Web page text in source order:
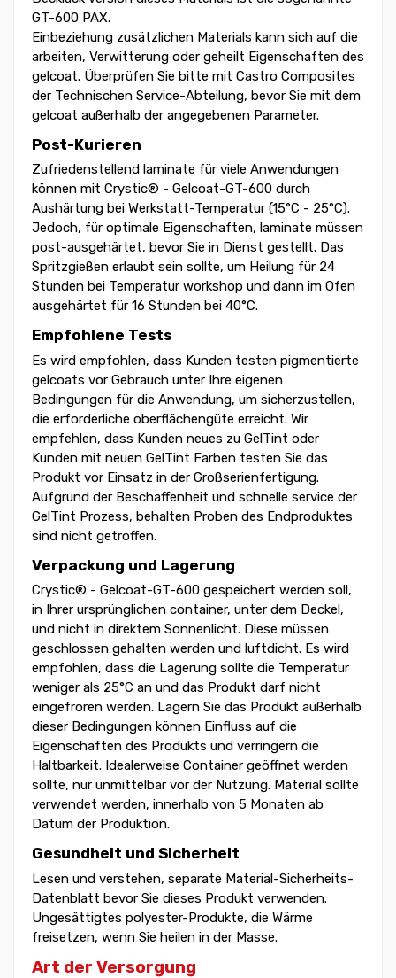
GT-600 PAX.
Einbeziehung zusätzlichen Materials kann sich auf die
arbeiten, Verwitterung oder geheilt Eigenschaften des
gelcoat. Überprüfen Sie bitte mit Castro Composites
der Technischen Service-Abteilung, bevor Sie mit dem
gelcoat außerhalb der angegebenen Parameter.
Post-Kurieren
Zufriedenstellend laminate für viele Anwendungen
können mit Crystic® - Gelcoat-GT-600 durch
Aushärtung bei Werkstatt-Temperatur (15°C - 25°C).
Jedoch, für optimale Eigenschaften, laminate müssen
post-ausgehärtet, bevor Sie in Dienst gestellt. Das
Spritzgießen erlaubt sein sollte, um Heilung für 24
Stunden bei Temperatur workshop und dann im Ofen
ausgehärtet für 16 Stunden bei 40°C.
Empfohlene Tests
Es wird empfohlen, dass Kunden testen pigmentierte
gelcoats vor Gebrauch unter Ihre eigenen
Bedingungen für die Anwendung, um sicherzustellen,
die erforderliche oberflächengüte erreicht. Wir
empfehlen, dass Kunden neues zu GelTint oder
Kunden mit neuen GelTint Farben testen Sie das
Produkt vor Einsatz in der Großserienfertigung.
Aufgrund der Beschaffenheit und schnelle service der
GelTint Prozess, behalten Proben des Endproduktes
sind nicht getroffen.
Verpackung und Lagerung
Crystic® - Gelcoat-GT-600 gespeichert werden soll,
in Ihrer ursprünglichen container, unter dem Deckel,
und nicht in direktem Sonnenlicht. Diese müssen
geschlossen gehalten werden und luftdicht. Es wird
empfohlen, dass die Lagerung sollte die Temperatur
weniger als 25°C an und das Produkt darf nicht
eingefroren werden. Lagern Sie das Produkt außerhalb
dieser Bedingungen können Einfluss auf die
Eigenschaften des Produkts und verringern die
Haltbarkeit. Idealerweise Container geöffnet werden
sollte, nur unmittelbar vor der Nutzung. Material sollte
verwendet werden, innerhalb von 5 Monaten ab
Datum der Produktion.
Gesundheit und Sicherheit
Lesen und verstehen, separate Material-Sicherheits-
Datenblatt bevor Sie dieses Produkt verwenden.
Ungesättigtes polyester-Produkte, die Wärme
freisetzen, wenn Sie heilen in der Masse.
Art der Versorgung